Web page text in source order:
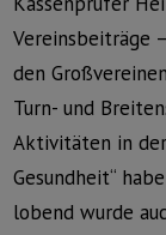
Vereinsbeiträge
den
Turn- und
Aktivitäten in der
Gesundheit“
lobend wurde